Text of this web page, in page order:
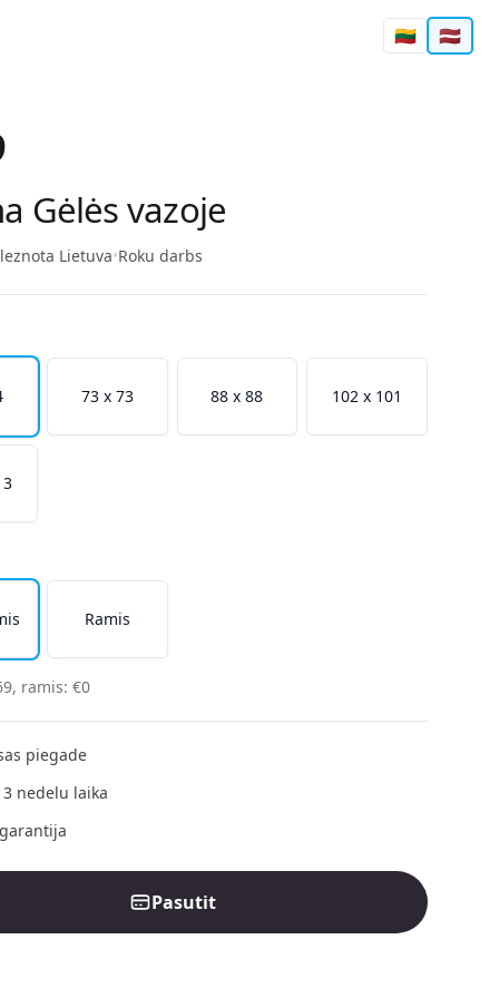
🇱🇹 🇱🇻
Gėlės vazoje
Lietuva•Roku darbs
73 x 73 88 x 88 102 x 101
Ramis
, ramis:€0
piegade
3 nedelu laika
Pasutit